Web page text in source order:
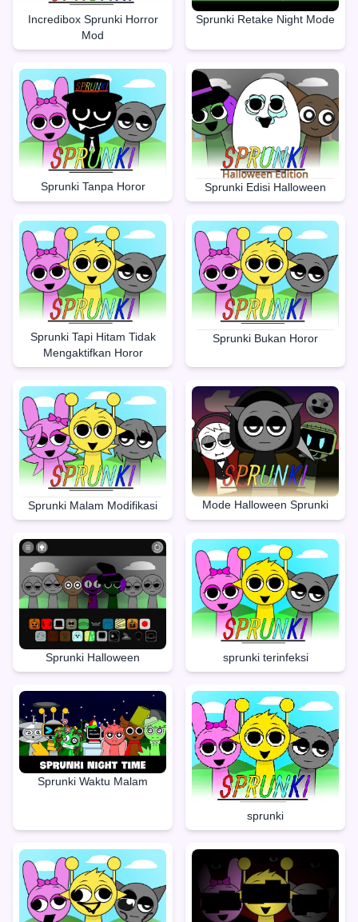
Incredibox Sprunki Horror
Mod
Sprunki Retake Night Mode
Sprunki Tanpa Horor Sprunki Edisi Halloween
Sprunki Tapi Hitam Tidak
Mengaktifkan Horor
Sprunki Bukan Horor
Sprunki Malam Modifikasi Mode Halloween Sprunki
Sprunki Halloween sprunki terinfeksi
Sprunki Waktu Malam
sprunki